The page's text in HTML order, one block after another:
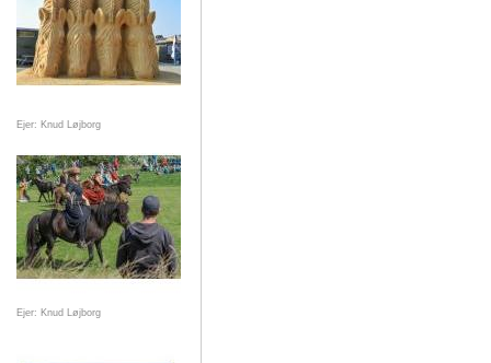
Ejer: Knud Løjborg
Ejer: Knud Løjborg